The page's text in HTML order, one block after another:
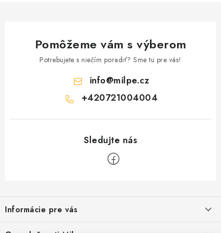
Pomôžeme vám s výberom
Potrebujete s niečím poradiť? Sme tu pre vás!
info@milpe.cz
+420721004004
p
ä
Informácie pre vás
Reklamace a vrácení zboží